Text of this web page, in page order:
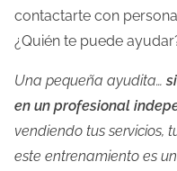
contactarte con
¿Quién te puede
Una pequeña ayudita…
en un profesional
vendiendo tus servicios,
este entrenamiento es